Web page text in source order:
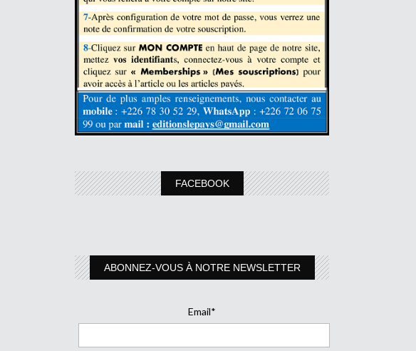
FACEBOOK
ABONNEZ-VOUS À NOTRE NEWSLETTER
Email*